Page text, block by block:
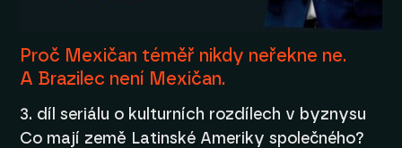
Proč Mexičan téměř nikdy neřekne ne.
A Brazilec není Mexičan.
3. díl seriálu o kulturních rozdílech v byznysu
Co mají země Latinské Ameriky společného?